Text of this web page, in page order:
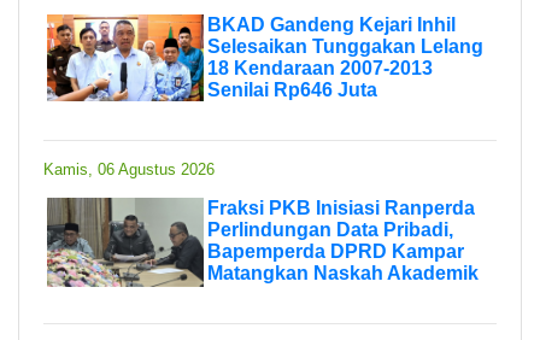
BKAD Gandeng Kejari Inhil
Selesaikan Tunggakan Lelang
18 Kendaraan 2007-2013
Senilai Rp646 Juta
Kamis, 06 Agustus 2026
Fraksi PKB Inisiasi Ranperda
Perlindungan Data Pribadi,
Bapemperda DPRD Kampar
Matangkan Naskah Akademik